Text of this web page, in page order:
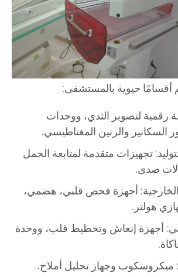
حيوية بالمستشفى:
رقمية لتصوير الثدي، ووحدات
السكانير والرنين المغناطيسي.
تجهيزات متقدمة لمتابعة الحمل
صدى.
الخارجية: أجهزة فحص قلبي، هضمي،
هولتر.
أجهزة إنعاش وتخطيط قلب، ووحدة
ميكروسكوب وجهاز تحليل أملاح.